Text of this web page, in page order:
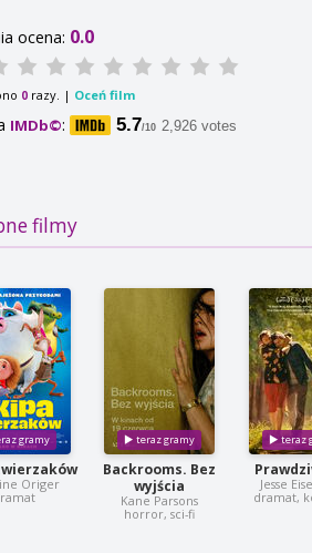
ocena: 0.0
0 razy. | Oceń film
IMDb©: 5.7/10 2,926 votes
filmy
Origer
Backrooms. Bez
wyjścia
Kane Parsons
horror, sci-fi
Jesse
dramat,